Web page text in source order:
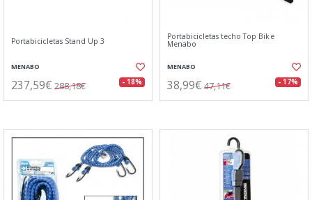
Portabicicletas Stand Up 3
MENABO
237,59€ 288,18€ - 18%
Portabicicletas techo Top Bike
Menabo
MENABO
38,99€ 47,11€ - 17%